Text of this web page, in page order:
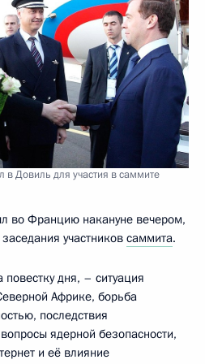
Довиль для участия в саммите
во Францию накануне вечером,
участников саммита.
дня, – ситуация
Африке, борьба
последствия
ядерной безопасности,
и её влияние